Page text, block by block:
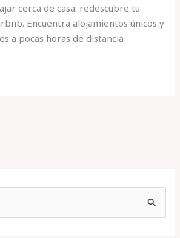
cerca de casa: redescubre tu
Encuentra alojamientos únicos y
a pocas horas de distancia